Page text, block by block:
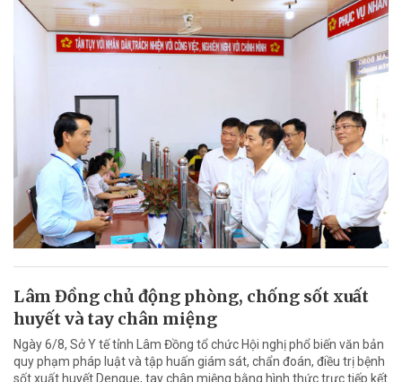
Lâm Đồng chủ động phòng, chống sốt xuất
huyết và tay chân miệng
Ngày 6/8, Sở Y tế tỉnh Lâm Đồng tổ chức Hội nghị phổ biến văn bản
quy phạm pháp luật và tập huấn giám sát, chẩn đoán, điều trị bệnh
sốt xuất huyết Dengue, tay chân miệng bằng hình thức trực tiếp kết